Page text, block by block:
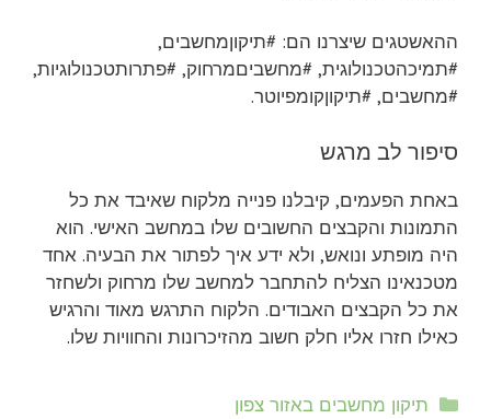
ההאשטגים שיצרנו הם: #תיקוןמחשבים,
#תמיכהטכנולוגית, #מחשביםמרחוק, #פתרותטכנולוגיות,
#מחשבים, #תיקוןקומפיוטר.
סיפור לב מרגש
באחת הפעמים, קיבלנו פנייה מלקוח שאיבד את כל
התמונות והקבצים החשובים שלו במחשב האישי. הוא
היה מופתע ונואש, ולא ידע איך לפתור את הבעיה. אחד
מטכנאינו הצליח להתחבר למחשב שלו מרחוק ולשחזר
את כל הקבצים האבודים. הלקוח התרגש מאוד והרגיש
כאילו חזרו אליו חלק חשוב מהזיכרונות והחוויות שלו.
קטגוריות
תיקון מחשבים באזור צפון